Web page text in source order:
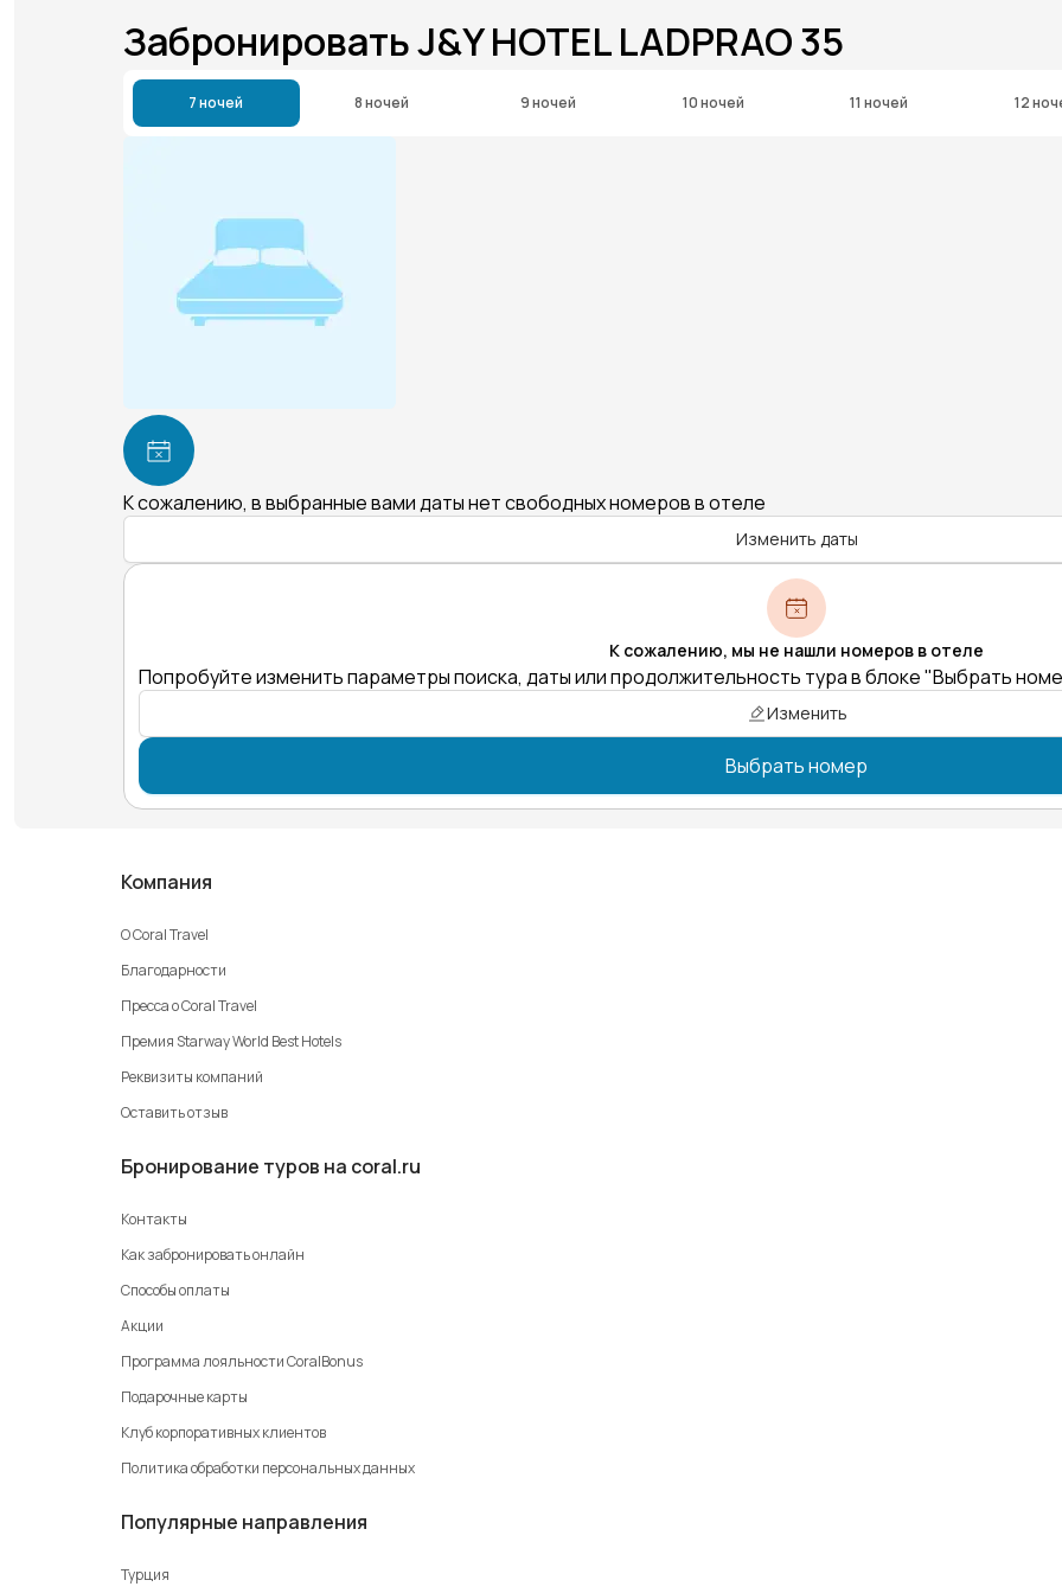
Забронировать J&Y HOTEL LADPRAO 35
7 ночей 8 ночей 9 ночей 10 ночей 11 ночей 12
К сожалению, в выбранные вами даты нет свободных номеров в отеле
Изменить даты
К сожалению, мы не нашли номеров в отеле
Попробуйте изменить параметры поиска, даты или продолжительность тура в блоке "Выбрать
Изменить
Выбрать номер
Компания
О Coral Travel
Благодарности
Пресса о Coral Travel
Премия Starway World Best Hotels
Реквизиты компаний
Оставить отзыв
Бронирование туров на coral.ru
Контакты
Как забронировать онлайн
Способы оплаты
Акции
Программа лояльности CoralBonus
Подарочные карты
Клуб корпоративных клиентов
Политика обработки персональных данных
Популярные направления
Турция